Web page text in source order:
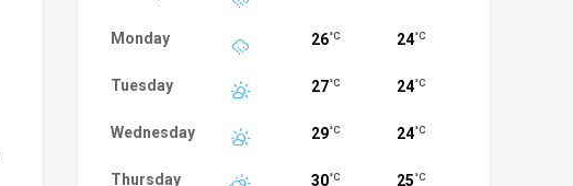
Monday 26°C 24°C
Tuesday 27°C 24°C
Wednesday 29°C 24°C
Thursday 30°C 25 °C